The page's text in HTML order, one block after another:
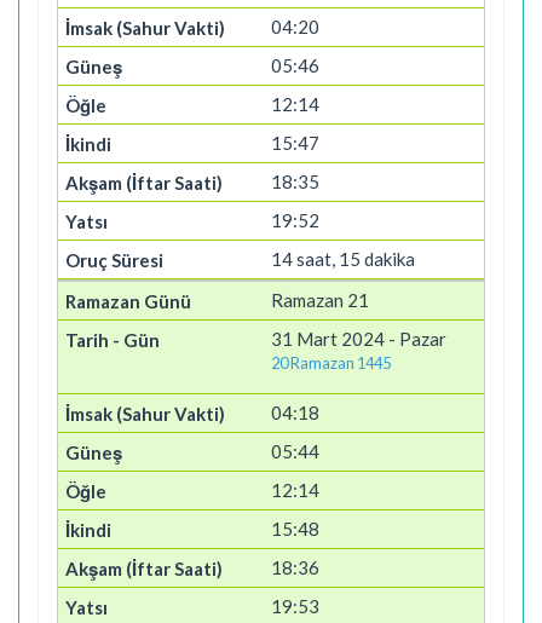
04:20
05:46
12:14
15:47
18:35
19:52
14 saat, 15 dakika
Ramazan 21
31 Mart 2024 - Pazar
20 Ramazan 1445
04:18
05:44
12:14
15:48
18:36
19:53